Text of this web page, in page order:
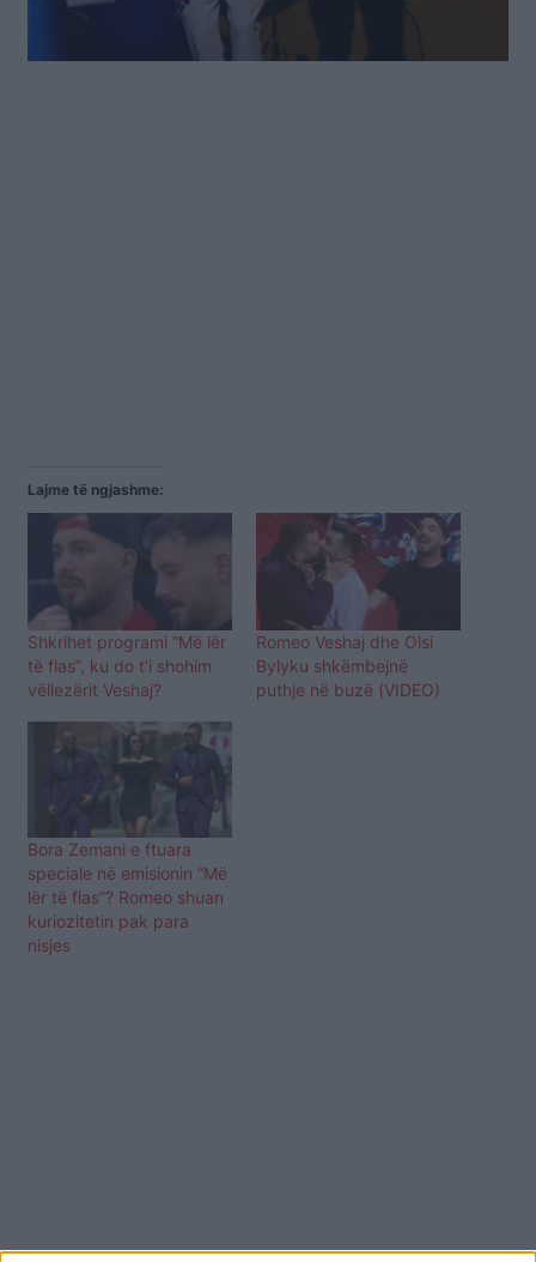
Lajme të ngjashme:
Shkrihet programi “Më lër
të flas”, ku do t’i shohim
vëllezërit Veshaj?
Romeo Veshaj dhe Olsi
Bylyku shkëmbejnë
puthje në buzë (VIDEO)
Bora Zemani e ftuara
speciale në emisionin “Më
lër të flas”? Romeo shuan
kuriozitetin pak para
nisjes